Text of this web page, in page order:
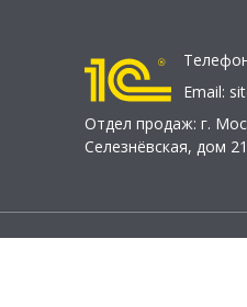
Email:
Отдел продаж: г.
Селезнёвская, дом 21